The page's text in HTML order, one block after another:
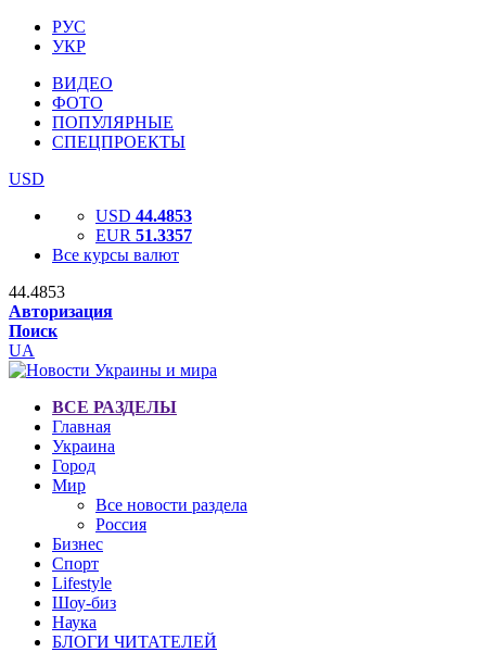
РУС
УКР
ВИДЕО
ФОТО
ПОПУЛЯРНЫЕ
СПЕЦПРОЕКТЫ
USD
USD 44.4853
EUR 51.3357
Все курсы валют
44.4853
Авторизация
Поиск
UA
ВСЕ РАЗДЕЛЫ
Главная
Украина
Город
Мир
Все новости раздела
Россия
Бизнес
Спорт
Lifestyle
Шоу-биз
Наука
БЛОГИ ЧИТАТЕЛЕЙ